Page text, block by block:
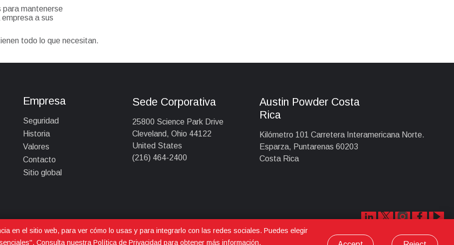
para mantenerse
a sus
todo lo que necesitan.
Empresa
Seguridad
Historia
Valores
Contacto
Sitio global
Sede Corporativa
25800 Science Park Drive
Cleveland, Ohio 44122
United States
(216) 464-2400
Austin Powder Costa
Rica
Kilómetro 101 Carretera Interamericana Norte.
Esparza, Puntarenas 60203
Costa Rica
en el sitio web, para ver cómo lo usas y para integrarlo con las redes sociales. Puedes elegir
Consulta nuestra Política de Privacidad para obtener más información.